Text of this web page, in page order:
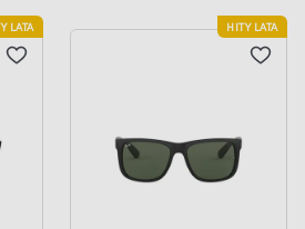
LATA HITY LATA